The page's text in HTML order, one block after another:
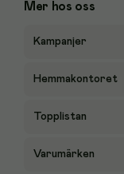
Mer hos oss
Kampanjer
Hemmakontoret
Topplistan
Varumärken